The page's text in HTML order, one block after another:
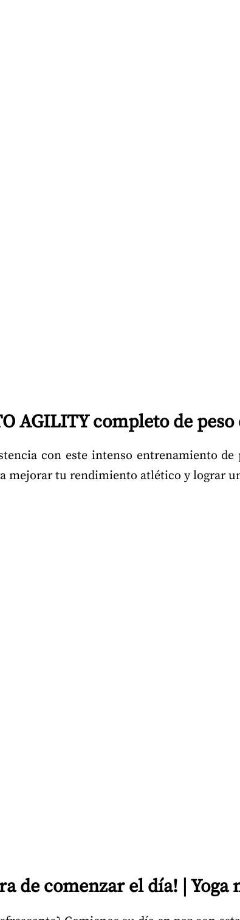
AGILITY completo de
con este intenso entrenamiento
mejorar tu rendimiento atlético y lograr
de comenzar el día! |